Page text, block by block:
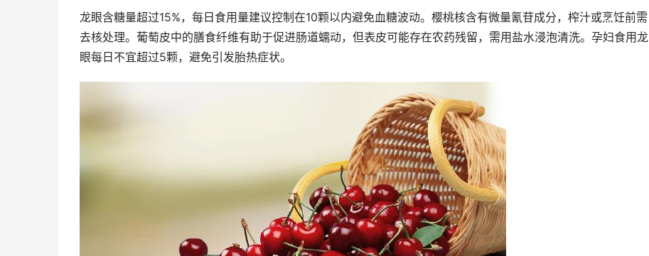
龙眼含糖量超过15%，每日食用量建议控制在10颗以内避免血糖波动。樱桃核含有微量氰苷成分，榨汁或烹饪前需
去核处理。葡萄皮中的膳食纤维有助于促进肠道蠕动，但表皮可能存在农药残留，需用盐水浸泡清洗。孕妇食用龙
眼每日不宜超过5颗，避免引发胎热症状。